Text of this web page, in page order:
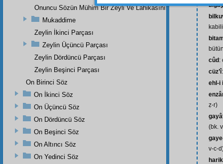
cûd :
cüz’î
ehl-i
ẓ-r)
(bk.
v-c-
Onuncu Sözün Mühim Bir Zeyli Ve Lâhikasının Birinci Parçası
Mukaddime
Zeylin İkinci Parçası
Zeylin Üçüncü Parçası
Zeylin Dördüncü Parçası
Zeylin Beşinci Parçası
On Birinci Söz
On İkinci Söz
On Üçüncü Söz
On Dördüncü Söz
On Beşinci Söz
On Altıncı Söz
On Yedinci Söz